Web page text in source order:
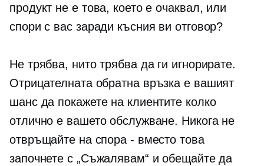
продукт не е това, което е очаквал, или
спори с вас заради късния ви отговор?
Не трябва, нито трябва да ги игнорирате.
Отрицателната обратна връзка е вашият
шанс да покажете на клиентите колко
отлично е вашето обслужване. Никога не
отвръщайте на спора - вместо това
започнете с „Съжалявам“ и обещайте да